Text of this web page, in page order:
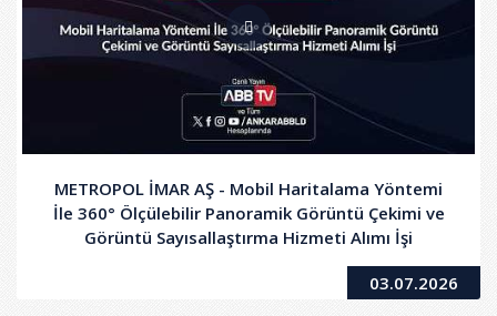
METROPOL İMAR AŞ - Mobil Haritalama Yöntemi
İle 360° Ölçülebilir Panoramik Görüntü Çekimi ve
Görüntü Sayısallaştırma Hizmeti Alımı İşi
03.07.2026